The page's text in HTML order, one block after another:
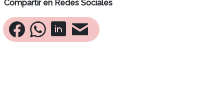
Compartir en Redes Sociales